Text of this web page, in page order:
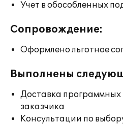
Учет в обособленных
Сопровождение:
Оформлено льготное
Выполнены
Доставка программных
заказчика
Консультации по